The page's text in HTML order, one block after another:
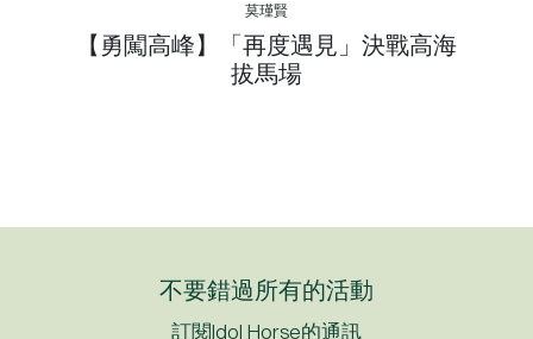
莫瑾賢
【勇闖高峰】「再度遇見」決戰高海
拔馬場
不要錯過所有的活動
訂閱Idol Horse的通訊